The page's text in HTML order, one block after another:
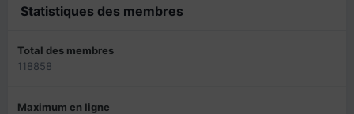
Statistiques des membres
Total des membres
118858
Maximum en ligne